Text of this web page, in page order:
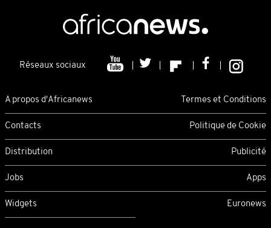
Réseaux sociaux
A propos d'Africanews Termes et Conditions
Contacts Politique de Cookie
Distribution Publicité
Jobs Apps
Widgets Euronews